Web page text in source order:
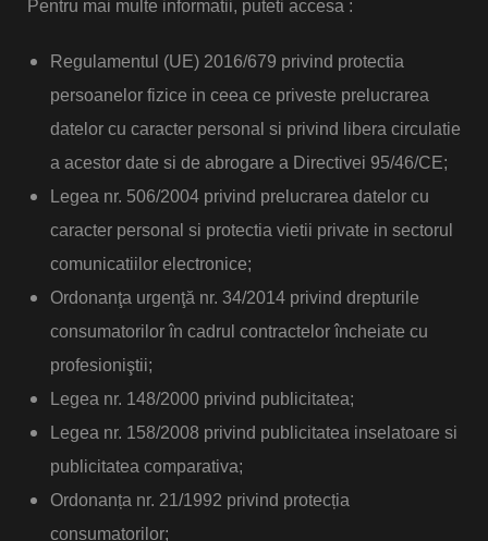
Pentru mai multe informatii, puteti accesa :
Regulamentul (UE) 2016/679 privind protectia
persoanelor fizice in ceea ce priveste prelucrarea
datelor cu caracter personal si privind libera circulatie
a acestor date si de abrogare a Directivei 95/46/CE;
Legea nr. 506/2004 privind prelucrarea datelor cu
caracter personal si protectia vietii private in sectorul
comunicatiilor electronice;
Ordonanţa urgenţă nr. 34/2014 privind drepturile
consumatorilor în cadrul contractelor încheiate cu
profesioniştii;
Legea nr. 148/2000 privind publicitatea;
Legea nr. 158/2008 privind publicitatea inselatoare si
publicitatea comparativa;
Ordonanța nr. 21/1992 privind protecția
consumatorilor;